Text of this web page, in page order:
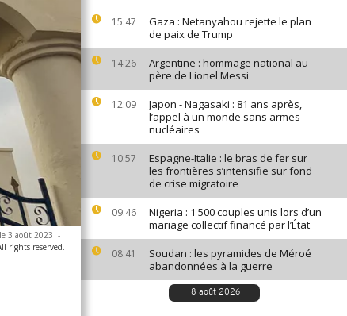
15:47
Gaza : Netanyahou rejette le plan
de paix de Trump
14:26
Argentine : hommage national au
père de Lionel Messi
12:09
Japon - Nagasaki : 81 ans après,
l’appel à un monde sans armes
nucléaires
10:57
Espagne-Italie : le bras de fer sur
les frontières s’intensifie sur fond
de crise migratoire
09:46
Nigeria : 1 500 couples unis lors d’un
mariage collectif financé par l’État
08:41
Soudan : les pyramides de Méroé
abandonnées à la guerre
8 août 2026
3 août 2023 -
rights reserved.